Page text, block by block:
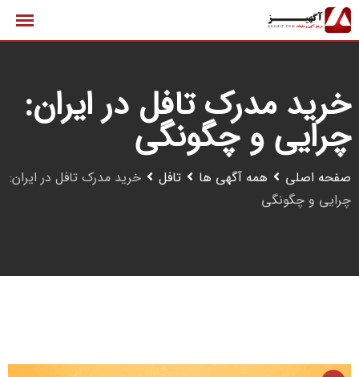
پرش
به
خرید مدرک تافل در ایران:
چرایی و چگونگی
صفحه اصلی همه آگهی ها تافل
خرید مدرک تافل در ایران:
چرایی و چگونگی